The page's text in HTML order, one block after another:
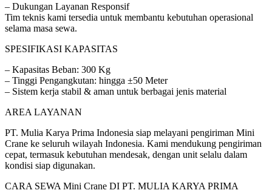
– Dukungan Layanan Responsif
Tim teknis kami tersedia untuk membantu kebutuhan operasional
selama masa sewa.
SPESIFIKASI KAPASITAS
– Kapasitas Beban: 300 Kg
– Tinggi Pengangkutan: hingga ±50 Meter
– Sistem kerja stabil & aman untuk berbagai jenis material
AREA LAYANAN
PT. Mulia Karya Prima Indonesia siap melayani pengiriman Mini
Crane ke seluruh wilayah Indonesia. Kami mendukung pengiriman
cepat, termasuk kebutuhan mendesak, dengan unit selalu dalam
kondisi siap digunakan.
CARA SEWA Mini Crane DI PT. MULIA KARYA PRIMA